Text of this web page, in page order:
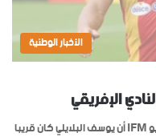
الأخبار الوطنية
الإفريقي
قال العضو الجامعي السابق بلال الفضيلي في راديو IFM أن يوسف البلايلي كان قريبا